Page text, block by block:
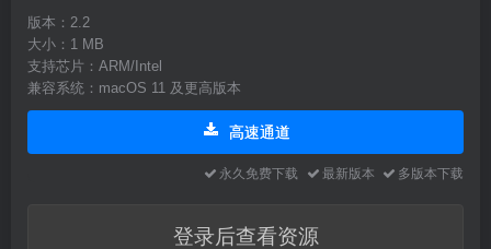
版本：2.2
大小：1 MB
支持芯片：ARM/Intel
兼容系统：macOS 11 及更高版本
高速通道
永久免费下载 最新版本 多版本下载
登录后查看资源